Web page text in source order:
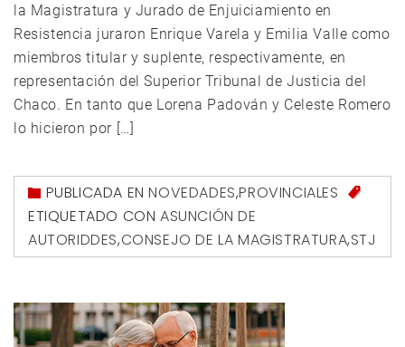
la Magistratura y Jurado de Enjuiciamiento en
Resistencia juraron Enrique Varela y Emilia Valle como
miembros titular y suplente, respectivamente, en
representación del Superior Tribunal de Justicia del
Chaco. En tanto que Lorena Padován y Celeste Romero
lo hicieron por […]
PUBLICADA ENNOVEDADES,PROVINCIALES
ETIQUETADO CON ASUNCIÓN DE
AUTORIDDES,CONSEJO DE LA MAGISTRATURA,STJ